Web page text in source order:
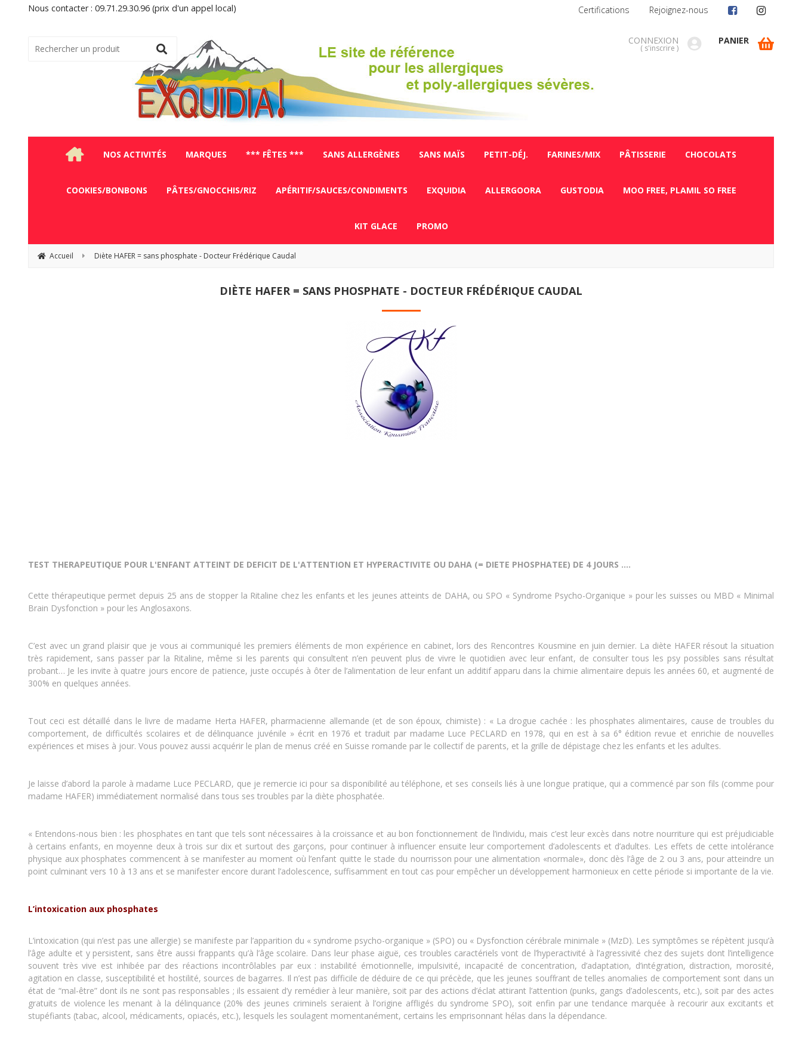
Nous contacter : 09.71.29.30.96 (prix d'un appel local)
CONNEXION
( s'inscrire )
PANIER
NOS ACTIVITÉS MARQUES *** FÊTES *** SANS ALLERGÈNES SANS MAÏS PETIT-DÉJ. FARINES/MIX PÂTISSERIE CHOCOLATS
COOKIES/BONBONS PÂTES/GNOCCHIS/RIZ APÉRITIF/SAUCES/CONDIMENTS EXQUIDIA ALLERGOORA GUSTODIA MOO FREE, PLAMIL SO FREE
KIT GLACE PROMO
Accueil Diète HAFER = sans phosphate - Docteur Frédérique Caudal
DIÈTE HAFER = SANS PHOSPHATE - DOCTEUR FRÉDÉRIQUE CAUDAL
TEST THERAPEUTIQUE POUR L'ENFANT ATTEINT DE DEFICIT DE L'ATTENTION ET HYPERACTIVITE OU DAHA (= DIETE PHOSPHATEE) DE 4 JOURS ....
Cette thérapeutique permet depuis 25 ans de stopper la Ritaline chez les enfants et les jeunes atteints de DAHA, ou SPO « Syndrome Psycho-Organique » pour les suisses ou MBD « Minimal
Brain Dysfonction » pour les Anglosaxons.
C’est avec un grand plaisir que je vous ai communiqué les premiers éléments de mon expérience en cabinet, lors des Rencontres Kousmine en juin dernier. La diète HAFER résout la situation
très rapidement, sans passer par la Ritaline, même si les parents qui consultent n’en peuvent plus de vivre le quotidien avec leur enfant, de consulter tous les psy possibles sans résultat
probant… Je les invite à quatre jours encore de patience, juste occupés à ôter de l’alimentation de leur enfant un additif apparu dans la chimie alimentaire depuis les années 60, et augmenté de
300% en quelques années.
Tout ceci est détaillé dans le livre de madame Herta HAFER, pharmacienne allemande (et de son époux, chimiste) : « La drogue cachée : les phosphates alimentaires, cause de troubles du
comportement, de difficultés scolaires et de délinquance juvénile » écrit en 1976 et traduit par madame Luce PECLARD en 1978, qui en est à sa 6° édition revue et enrichie de nouvelles
expériences et mises à jour. Vous pouvez aussi acquérir le plan de menus créé en Suisse romande par le collectif de parents, et la grille de dépistage chez les enfants et les adultes.
Je laisse d’abord la parole à madame Luce PECLARD, que je remercie ici pour sa disponibilité au téléphone, et ses conseils liés à une longue pratique, qui a commencé par son fils (comme pour
madame HAFER) immédiatement normalisé dans tous ses troubles par la diète phosphatée.
« Entendons-nous bien : les phosphates en tant que tels sont nécessaires à la croissance et au bon fonctionnement de l’individu, mais c’est leur excès dans notre nourriture qui est préjudiciable
à certains enfants, en moyenne deux à trois sur dix et surtout des garçons, pour continuer à influencer ensuite leur comportement d’adolescents et d’adultes. Les effets de cette intolérance
physique aux phosphates commencent à se manifester au moment où l’enfant quitte le stade du nourrisson pour une alimentation «normale», donc dès l’âge de 2 ou 3 ans, pour atteindre un
point culminant vers 10 à 13 ans et se manifester encore durant l’adolescence, suffisamment en tout cas pour empêcher un développement harmonieux en cette période si importante de la vie.
L’intoxication aux phosphates
L’intoxication (qui n’est pas une allergie) se manifeste par l’apparition du « syndrome psycho-organique » (SPO) ou « Dysfonction cérébrale minimale » (MzD). Les symptômes se répètent jusqu’à
l’âge adulte et y persistent, sans être aussi frappants qu’à l’âge scolaire. Dans leur phase aiguë, ces troubles caractériels vont de l’hyperactivité à l’agressivité chez des sujets dont l’intelligence
souvent très vive est inhibée par des réactions incontrôlables par eux : instabilité émotionnelle, impulsivité, incapacité de concentration, d’adaptation, d’intégration, distraction, morosité,
agitation en classe, susceptibilité et hostilité, sources de bagarres. Il n’est pas difficile de déduire de ce qui précède, que les jeunes souffrant de telles anomalies de comportement sont dans un
état de “mal-être” dont ils ne sont pas responsables ; ils essaient d’y remédier à leur manière, soit par des actions d’éclat attirant l’attention (punks, gangs d’adolescents, etc.), soit par des actes
gratuits de violence les menant à la délinquance (20% des jeunes criminels seraient à l’origine affligés du syndrome SPO), soit enfin par une tendance marquée à recourir aux excitants et
stupéfiants (tabac, alcool, médicaments, opiacés, etc.), lesquels les soulagent momentanément, certains les emprisonnant hélas dans la dépendance.
Certifications Rejoignez-nous